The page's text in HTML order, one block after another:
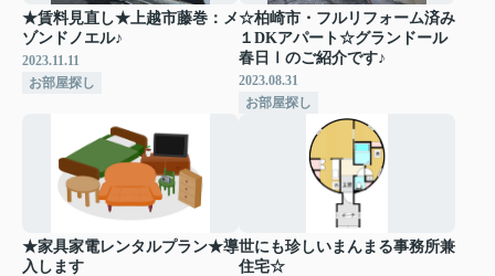
★賃料見直し★上越市藤巻：メ
ゾンドノエル♪
2023.11.11
お部屋探し
☆柏崎市・フルリフォーム済み
１DKアパート☆グランドール
春日Ⅰのご紹介です♪
2023.08.31
お部屋探し
★家具家電レンタルプラン★導
入します
世にも珍しいまんまる事務所兼
住宅☆